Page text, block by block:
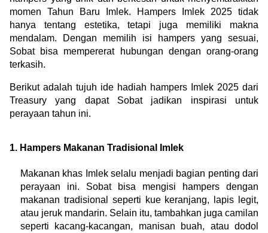
momen Tahun Baru Imlek. Hampers Imlek 2025 tidak
hanya tentang estetika, tetapi juga memiliki makna
mendalam. Dengan memilih isi hampers yang sesuai,
Sobat bisa mempererat hubungan dengan orang-orang
terkasih.
Berikut adalah tujuh ide hadiah hampers Imlek 2025 dari
Treasury yang dapat Sobat jadikan inspirasi untuk
perayaan tahun ini.
1. Hampers Makanan Tradisional Imlek
Makanan khas Imlek selalu menjadi bagian penting dari
perayaan ini. Sobat bisa mengisi hampers dengan
makanan tradisional seperti kue keranjang, lapis legit,
atau jeruk mandarin. Selain itu, tambahkan juga camilan
seperti kacang-kacangan, manisan buah, atau dodol